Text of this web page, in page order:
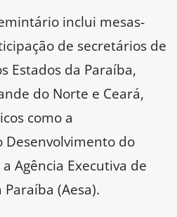
inclui mesas-
de secretários de
Estados da Paraíba,
do Norte e Ceará,
como a
do
Agência Executiva de
(Aesa).